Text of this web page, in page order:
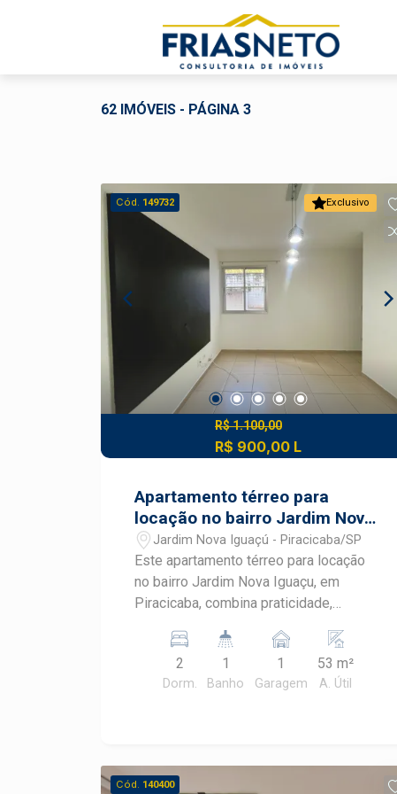
62 IMÓVEIS - PÁGINA 3
Exclusivo
Cód. 149732
R$ 1.100,00
R$ 900,00 L
Apartamento térreo para
locação no bairro Jardim Nova
Iguaçu em Piracicaba
Jardim Nova Iguaçú - Piracicaba/SP
Este apartamento térreo para locação
no bairro Jardim Nova Iguaçu, em
Piracicaba, combina praticidade,
dos espaços. Localizado próximo ao
Unileste, oferece uma infraestrutura
completa e é ideal para quem deseja
útil de 53 m² - 2 dormitórios, sendo 1
2
Dorm.
1
Banho
1
Garagem
53 m²
A. Útil
Cód. 140400